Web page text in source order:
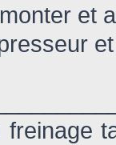
et
freinage